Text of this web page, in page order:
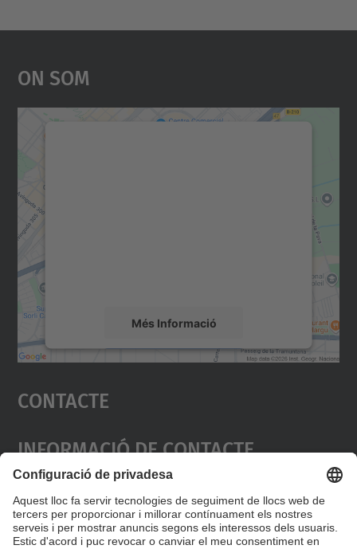
On Som
Més Informació
Accepta
powered by
Contacte
Informació De Contacte
93 413 70 00